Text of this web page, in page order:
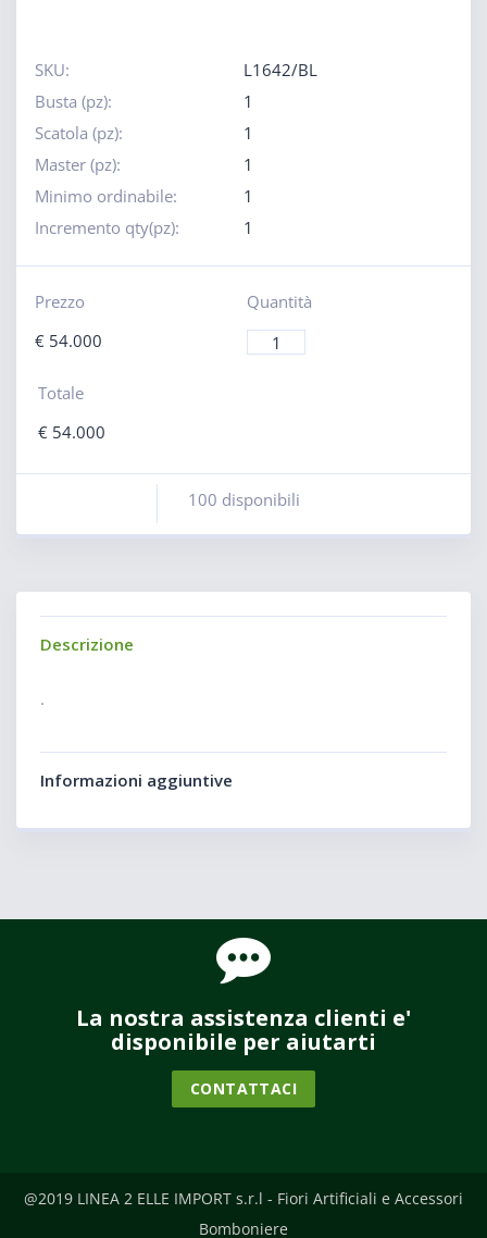
SKU:
L1642/BL
Busta (pz):
1
Scatola (pz):
1
Master (pz):
1
Minimo ordinabile:
1
Incremento qty(pz):
1
Prezzo
€54.000
Quantità
Totale
€54.000
100 disponibili
Descrizione
.
Informazioni aggiuntive
La nostra assistenza clienti e'
disponibile per aiutarti
CONTATTACI
@2019 LINEA 2 ELLE IMPORT s.r.l - Fiori Artificiali e Accessori
Bomboniere